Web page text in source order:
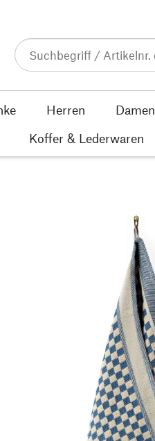
Herren Damen
Koffer & Lederwaren